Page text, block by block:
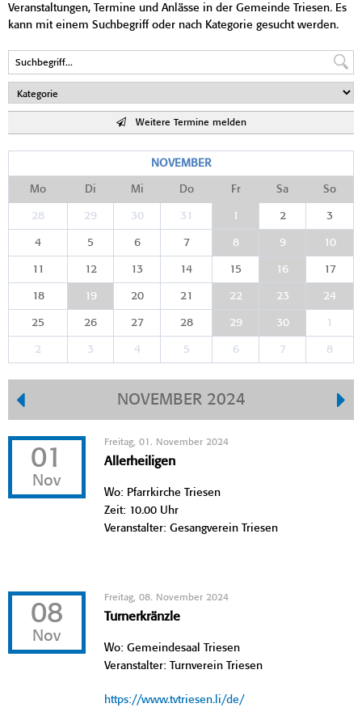
Veranstaltungen, Termine und Anlässe in der Gemeinde Triesen. Es
kann mit einem Suchbegriff oder nach Kategorie gesucht werden.
Weitere Termine melden
NOVEMBER
Mo Di Mi Do Fr Sa So
28 29 30 31 1 2 3
4 5 6 7 8 9 10
11 12 13 14 15 16 17
18 19 20 21 22 23 24
25 26 27 28 29 30 1
2 3 4 5 6 7 8
NOVEMBER 2024
01
Nov
Freitag, 01. November 2024
Allerheiligen
Wo: Pfarrkirche Triesen
Zeit: 10.00 Uhr
Veranstalter: Gesangverein Triesen
08
Nov
Freitag, 08. November 2024
Turnerkränzle
Wo: Gemeindesaal Triesen
Veranstalter: Turnverein Triesen
https://www.tvtriesen.li/de/